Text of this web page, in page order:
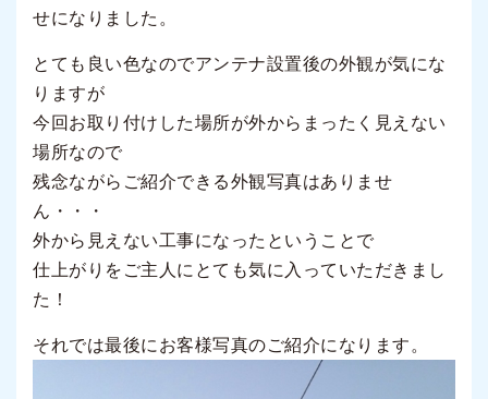
せになりました。
とても良い色なのでアンテナ設置後の外観が気にな
りますが
今回お取り付けした場所が外からまったく見えない
場所なので
残念ながらご紹介できる外観写真はありませ
ん・・・
外から見えない工事になったということで
仕上がりをご主人にとても気に入っていただきまし
た！
それでは最後にお客様写真のご紹介になります。